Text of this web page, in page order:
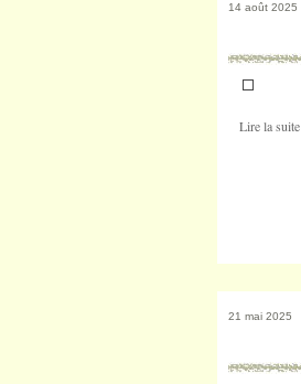
14 août 2025
Lire la suite
21 mai 2025